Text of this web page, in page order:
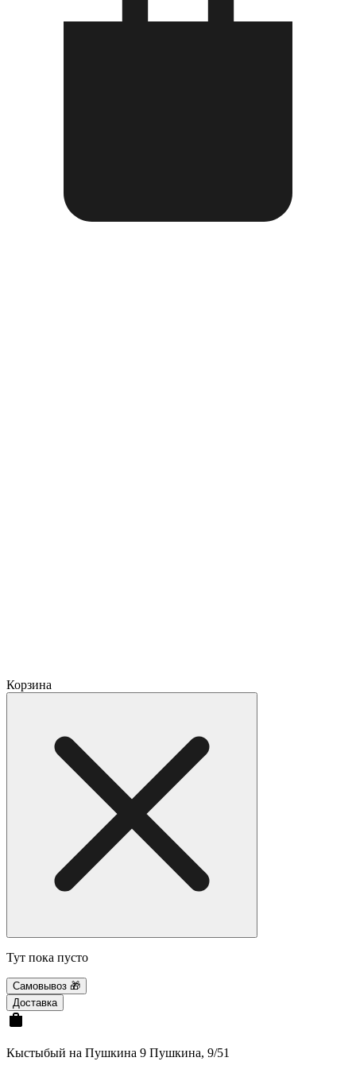
Корзина
Тут пока пусто
Самовывоз 🎁
Доставка
Кыстыбый на Пушкина 9 Пушкина, 9/51